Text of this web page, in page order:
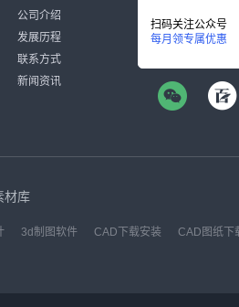
公司介绍
发展历程
联系方式
新闻资讯
扫码关注公众号
每月领专属优惠
材库
3d制图软件 CAD下载安装 CAD图纸下